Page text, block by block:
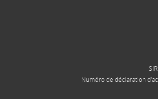
Numéro de déclaration